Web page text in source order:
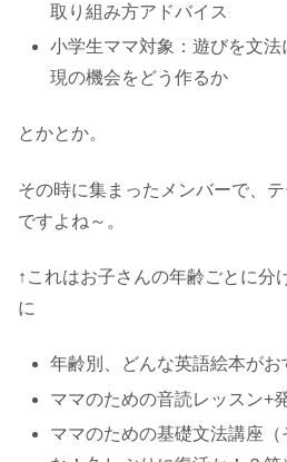
取り組み方アドバイス
小学生ママ対象：遊びを文
現の機会をどう作るか
とかとか。
その時に集まったメンバーで、
ですよね～。
↑これはお子さんの年齢ごとに分
に
年齢別、どんな英語絵本がお
ママのための音読レッスン+
ママのための基礎文法講座